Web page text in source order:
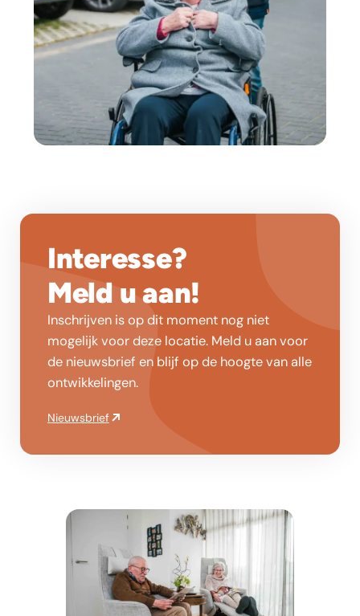
Interesse?
Meld u aan!
Inschrijven is op dit moment nog niet
mogelijk voor deze locatie. Meld u aan voor
de nieuwsbrief en blijf op de hoogte van alle
ontwikkelingen.
Nieuwsbrief